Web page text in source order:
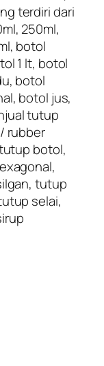
terdiri dari
250ml,
botol
1 lt, botol
botol
botol jus,
tutup
rubber
botol,
tutup
selai,